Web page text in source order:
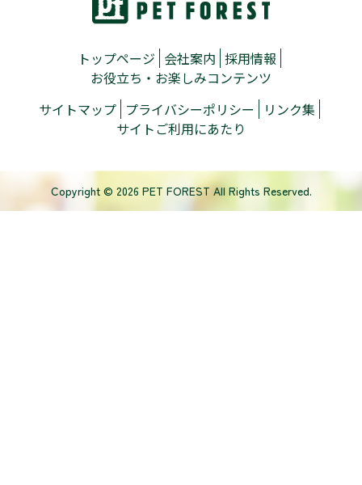
トップページ 会社案内 採用情報
お役立ち・お楽しみコンテンツ
サイトマップ プライバシーポリシー
リンク集
サイトご利用にあたり
Copyright © 2026 PET FOREST All Rights Reserved.